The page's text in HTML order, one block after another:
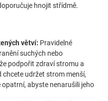
hnojit střídmě.
větví: Pravidelné
suchých nebo
podpořit zdraví stromu a
chcete udržet strom menší,
abyste nenarušili jeho